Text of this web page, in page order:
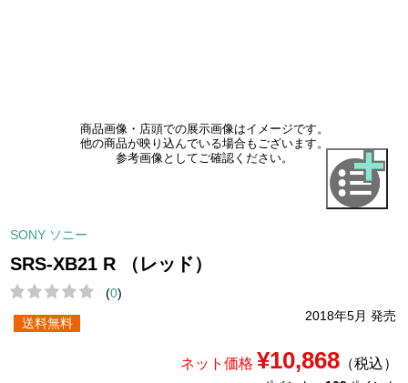
商品画像・店頭での展示画像はイメージです。
他の商品が映り込んでいる場合もございます。
参考画像としてご確認ください。
SONY ソニー
SRS-XB21 R （レッド）
(0)
2018年5月 発売
送料無料
ネット価格 ¥10,868（税込）